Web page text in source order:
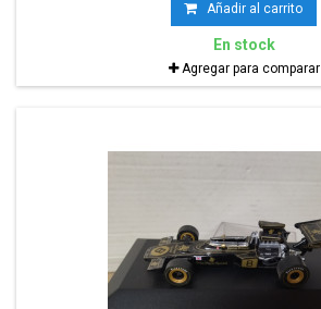
Añadir al carrito
En stock
Agregar para comparar